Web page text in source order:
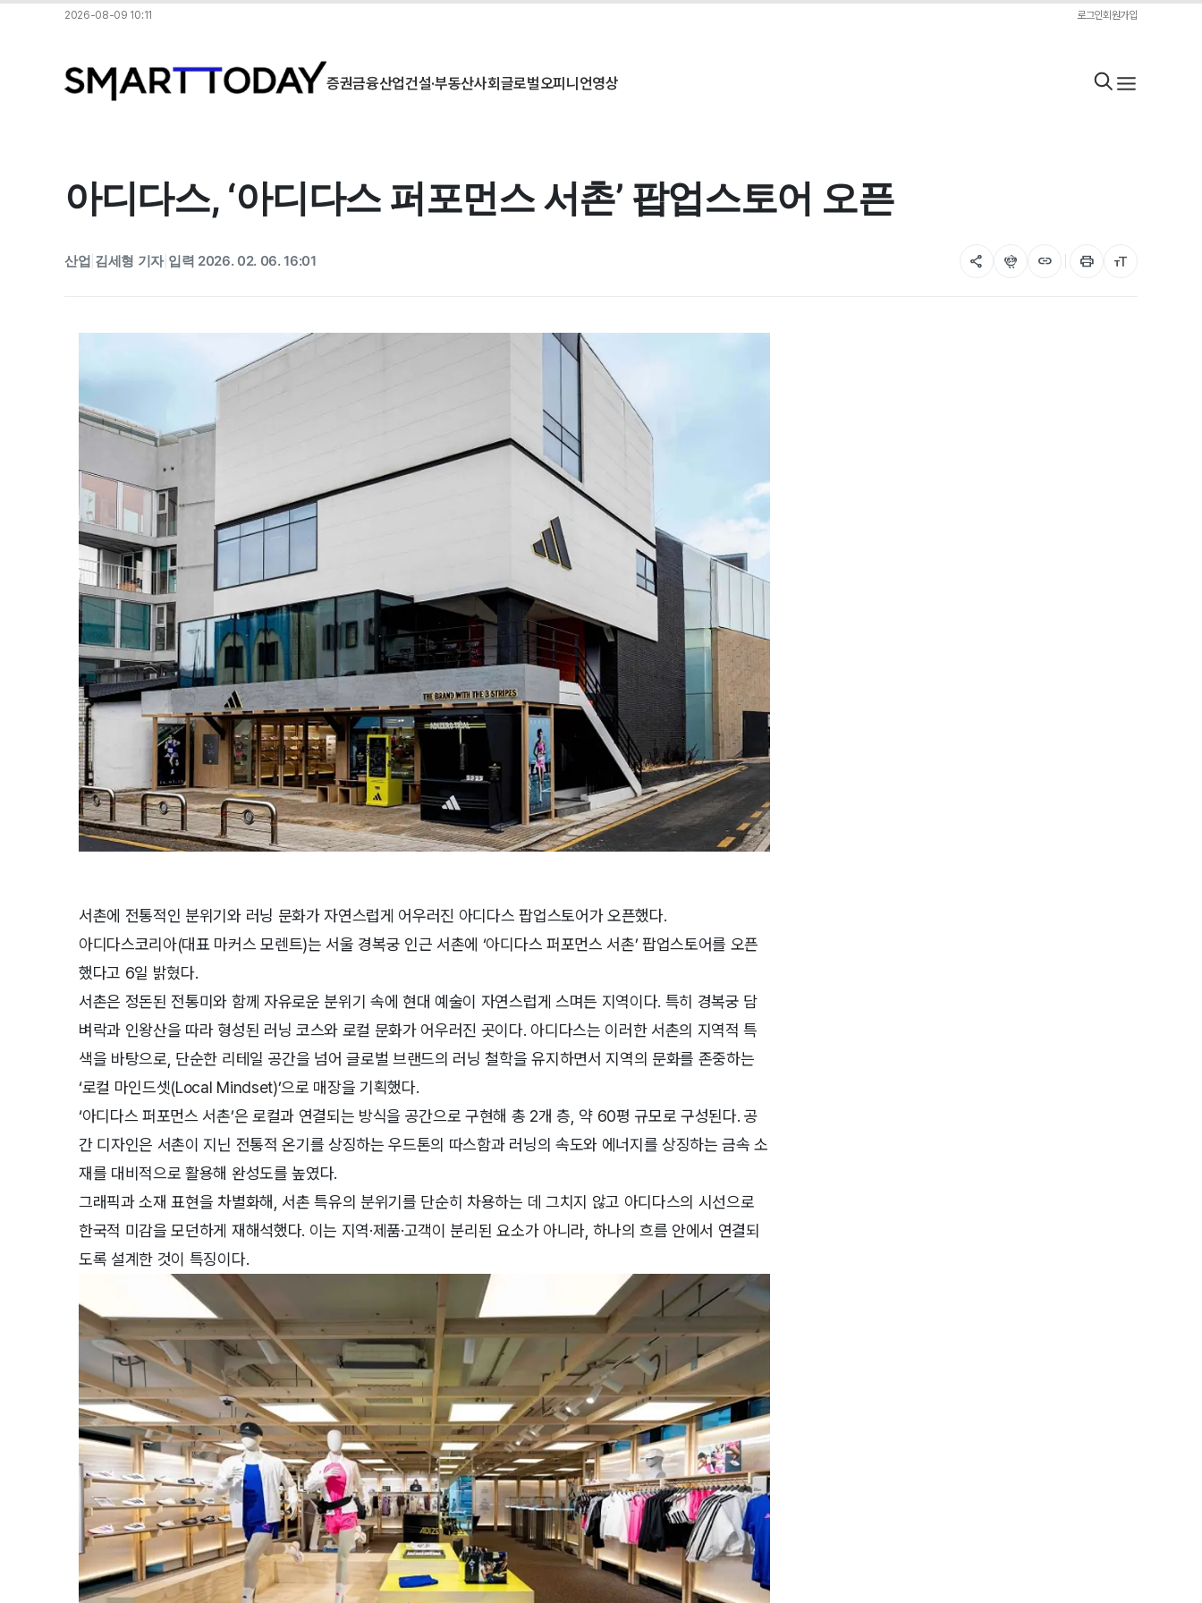
2026-08-09 10:11 로그인회원가입
증권금융산업건설·부동산사회글로벌오피니언영상
아디다스, ‘아디다스 퍼포먼스 서촌’ 팝업스토어 오픈
산업 김세형 기자| 입력 2026. 02. 06. 16:01 share flutter_dash link print format_size
서촌에 전통적인 분위기와 러닝 문화가 자연스럽게 어우러진 아디다스 팝업스토어가 오픈했다.
아디다스코리아(대표 마커스 모렌트)는 서울 경복궁 인근 서촌에 ‘아디다스 퍼포먼스 서촌’ 팝업스토어를 오픈
했다고 6일 밝혔다.
서촌은 정돈된 전통미와 함께 자유로운 분위기 속에 현대 예술이 자연스럽게 스며든 지역이다. 특히 경복궁 담
벼락과 인왕산을 따라 형성된 러닝 코스와 로컬 문화가 어우러진 곳이다. 아디다스는 이러한 서촌의 지역적 특
색을 바탕으로, 단순한 리테일 공간을 넘어 글로벌 브랜드의 러닝 철학을 유지하면서 지역의 문화를 존중하는
‘로컬 마인드셋(Local Mindset)’으로 매장을 기획했다.
‘아디다스 퍼포먼스 서촌’은 로컬과 연결되는 방식을 공간으로 구현해 총 2개 층, 약 60평 규모로 구성된다. 공
간 디자인은 서촌이 지닌 전통적 온기를 상징하는 우드톤의 따스함과 러닝의 속도와 에너지를 상징하는 금속 소
재를 대비적으로 활용해 완성도를 높였다.
그래픽과 소재 표현을 차별화해, 서촌 특유의 분위기를 단순히 차용하는 데 그치지 않고 아디다스의 시선으로
한국적 미감을 모던하게 재해석했다. 이는 지역·제품·고객이 분리된 요소가 아니라, 하나의 흐름 안에서 연결되
도록 설계한 것이 특징이다.